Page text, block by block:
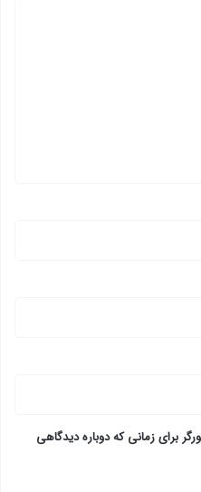
برای زمانی که دوباره دیدگاهی